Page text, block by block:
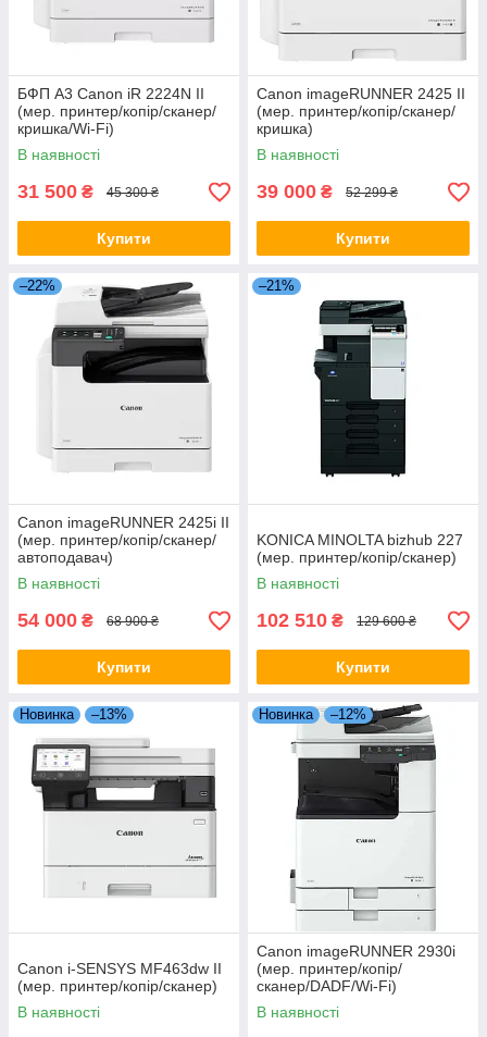
БФП A3 Canon iR 2224N II
(мер. принтер/копір/сканер/
кришка/Wi-Fi)
В наявності
31 500 ₴ 45 300 ₴
Купити
Canon imageRUNNER 2425 II
(мер. принтер/копір/сканер/
кришка)
В наявності
39 000 ₴ 52 299 ₴
Купити
–22%
Canon imageRUNNER 2425i II
(мер. принтер/копір/сканер/
автоподавач)
В наявності
54 000 ₴ 68 900 ₴
Купити
–21%
KONICA MINOLTA bizhub 227
(мер. принтер/копір/сканер)
В наявності
102 510 ₴ 129 600 ₴
Купити
Новинка –13%
Canon i-SENSYS MF463dw II
(мер. принтер/копір/сканер)
В наявності
Новинка –12%
Canon imageRUNNER 2930i
(мер. принтер/копір/
сканер/DADF/Wi-Fi)
В наявності